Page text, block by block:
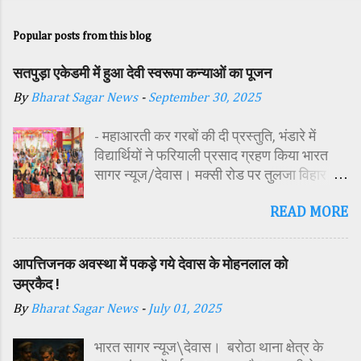
Popular posts from this blog
सतपुड़ा एकेडमी में हुआ देवी स्वरूपा कन्याओं का पूजन
ByBharat Sagar News - September 30, 2025
- महाआरती कर गरबों की दी प्रस्तुति, भंडारे में
विद्यार्थियों ने फरियाली प्रसाद ग्रहण किया भारत
सागर न्यूज/देवास। मक्सी रोड पर तुलजा विहार
पावन अवसर पर कन्या पूजन एवं गरबा महोत्सव का
परिसर में तोरण, रंगोली से आकर्षक साज-सज्जा की
गई। सर्वप्रथम मुख्य अतिथि महिला बाल विकास
विशिष्ट अतिथि शासकीय पॉलिटेक्निक कॉलेज
अध्यक्ष एवं भाजपा जिला अध्यक्ष रायसिंह सेंधव,
READ MORE
आपत्तिजनक अवस्था में पकड़े गये देवास के मोहनलाल को
उम्रकैद !
ByBharat Sagar News - July 01, 2025
भारत सागर न्यूज\देवास। बरोठा थाना क्षेत्र के